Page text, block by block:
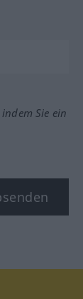
Sie ein